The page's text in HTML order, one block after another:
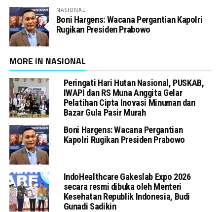
NASIONAL
Boni Hargens: Wacana Pergantian Kapolri
Rugikan Presiden Prabowo
MORE IN NASIONAL
Peringati Hari Hutan Nasional, PUSKAB,
IWAPI dan RS Muna Anggita Gelar
Pelatihan Cipta Inovasi Minuman dan
Bazar Gula Pasir Murah
Boni Hargens: Wacana Pergantian
Kapolri Rugikan Presiden Prabowo
IndoHealthcare Gakeslab Expo 2026
secara resmi dibuka oleh Menteri
Kesehatan Republik Indonesia, Budi
Gunadi Sadikin